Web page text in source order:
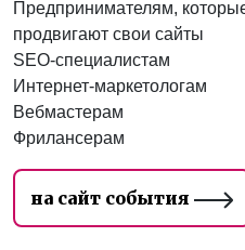
Предпринимателям,
продвигают свои сайты
SEO-специалистам
Интернет-маркетологам
Вебмастерам
Фрилансерам
на сайт события